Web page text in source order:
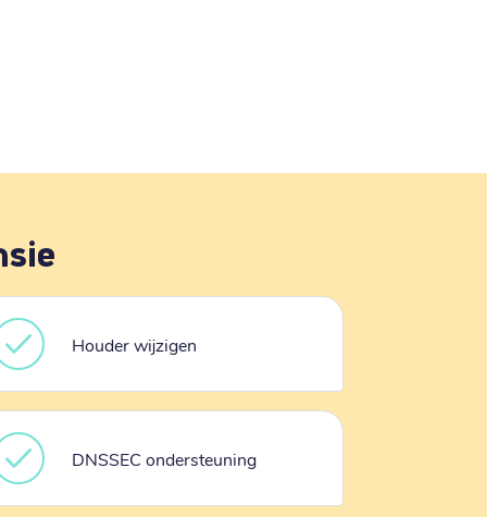
Houder wijzigen
DNSSEC ondersteuning